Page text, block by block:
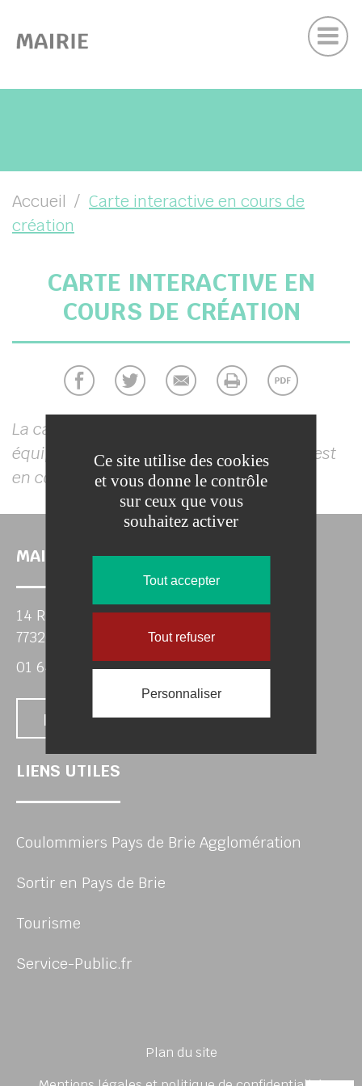
( VIE LOCALE )
Accueil
Carte interactive en cours de
création
CARTE INTERACTIVE EN
COURS DE CRÉATION
La carte interactive des services et
équipements de la commune de Chevru est
en cours de construction.
MAIRIE DE CHEVRU
14 Rue Médéric Charot
77320 CHEVRU
01 64 04 60 91
Nous contacter
LIENS UTILES
Coulommiers Pays de Brie Agglomération
Sortir en Pays de Brie
Tourisme
Service-Public.fr
Plan du site
Ce site utilise des cookies
et vous donne le contrôle
sur ceux que vous
souhaitez activer
Tout accepter
Tout refuser
Personnaliser